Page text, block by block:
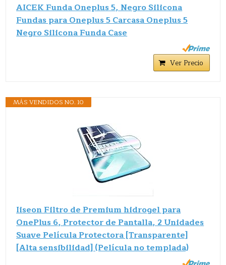
AICEK Funda Oneplus 5, Negro Silicona
Fundas para Oneplus 5 Carcasa Oneplus 5
Negro Silicona Funda Case
Ver Precio
MÁS VENDIDOS NO. 10
Iiseon Filtro de Premium hidrogel para
OnePlus 6, Protector de Pantalla, 2 Unidades
Suave Película Protectora [Transparente]
[Alta sensibilidad] (Película no templada)